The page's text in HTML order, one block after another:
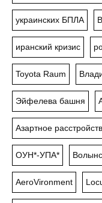
украинских БПЛА
иранский кризис
Toyota Raum
Эйфелева башня
Азартное
ОУН*-УПА*
AeroVironment